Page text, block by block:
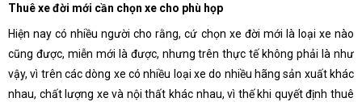
Thuê xe đời mới cần chọn xe cho phù họp
Hiện nay có nhiều người cho rằng, cứ chọn xe đời mới là loại xe nào
cũng được, miễn mới là được, nhưng trên thực tế không phải là như
vậy, vì trên các dòng xe có nhiều loại xe do nhiều hãng sản xuất khác
nhau, chất lượng xe và nội thất khác nhau, vì thế khi quyết định thuê